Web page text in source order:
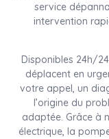
service
intervention
Disponibles 24h/
déplacent en
votre appel, un
l’origine du
adaptée. Grâce à
électrique, la